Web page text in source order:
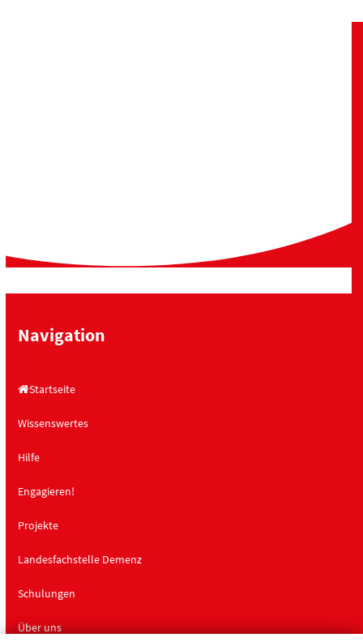
Navigation
Startseite
Wissenswertes
Hilfe
Engagieren!
Projekte
Landesfachstelle Demenz
Schulungen
Über uns